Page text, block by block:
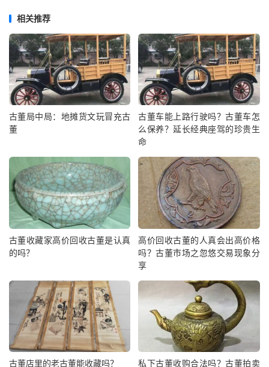
相关推荐
古董局中局：地摊货文玩冒充古
董
古董车能上路行驶吗？古董车怎
么保养？延长经典座驾的珍贵生
命
古董收藏家高价回收古董是认真
的吗？
高价回收古董的人真会出高价格
吗？古董市场之忽悠交易现象分
享
古董店里的老古董能收藏吗？
私下古董收购合法吗？古董拍卖